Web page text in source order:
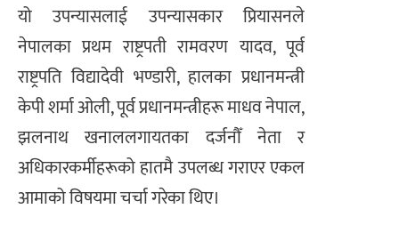
यो उपन्यासलाई उपन्यासकार प्रियासनले
नेपालका प्रथम राष्ट्रपती रामवरण यादव, पूर्व
राष्ट्रपति विद्यादेवी भण्डारी, हालका प्रधानमन्त्री
केपी शर्मा ओली, पूर्व प्रधानमन्त्रीहरू माधव नेपाल,
झलनाथ खनाललगायतका दर्जनौँ नेता र
अधिकारकर्मीहरूको हातमै उपलब्ध गराएर एकल
आमाको विषयमा चर्चा गरेका थिए।